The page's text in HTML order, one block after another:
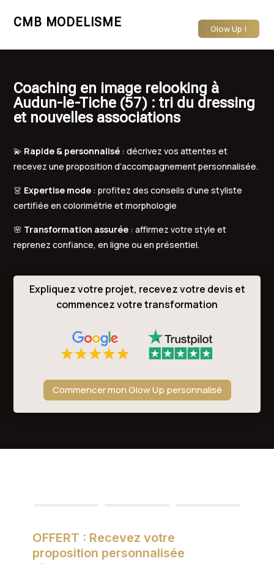
CMB MODELISME Glow Up !
Coaching en image relooking à
Audun-le-Tiche (57) : tri du dressing
et nouvelles associations
💫 Rapide & personnalisé : décrivez vos attentes et
recevez une proposition d’accompagnement personnalisée.
👗 Expertise mode : profitez des conseils d’une styliste
certifiée en colorimétrie et morphologie
🌸 Transformation assurée : affirmez votre style et
reprenez confiance, en ligne ou en présentiel.
Expliquez votre projet, recevez votre devis et
commencez votre transformation
Commencer mon Glow Up personnalisé